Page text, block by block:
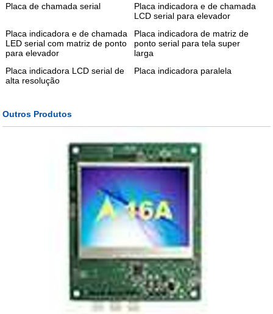
Placa de chamada serial
Placa indicadora e de chamada
LCD serial para elevador
Placa indicadora e de chamada
LED serial com matriz de ponto
para elevador
Placa indicadora de matriz de
ponto serial para tela super
larga
Placa indicadora LCD serial de
alta resolução
Placa indicadora paralela
Outros Produtos